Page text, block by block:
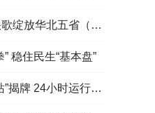
省（区）市舞蹈大赛舞台
稳住民生“基本盘”
时运行守护户外劳动者